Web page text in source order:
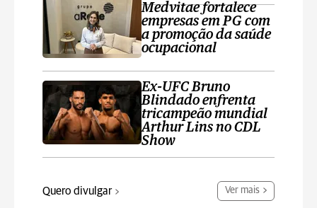
Medvitae fortalece
empresas em PG com
a promoção da saúde
ocupacional
Ex-UFC Bruno
Blindado enfrenta
tricampeão mundial
Arthur Lins no CDL
Show
Quero divulgar Ver mais